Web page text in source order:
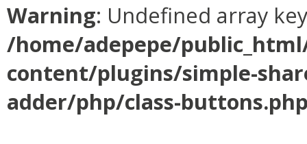
Warning: Undefined array
/home/adepepe/
content/plugins/simple-
adder/php/class-